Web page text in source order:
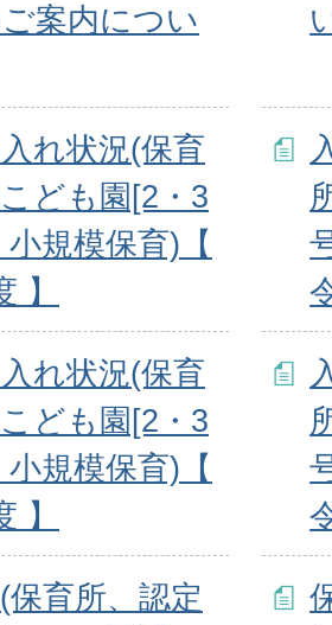
案内につい
れ状況(保育
ども園[2・3
規模保育)【
】
れ状況(保育
ども園[2・3
規模保育)【
】
保育所、認定